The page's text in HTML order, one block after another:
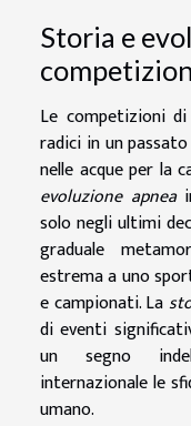
Storia e
Le competizioni
radici in un
nelle acque per la
evoluzione apnea
solo negli ultimi
graduale
estrema a uno
e campionati. La
di eventi
un segno
internazionale le
umano.